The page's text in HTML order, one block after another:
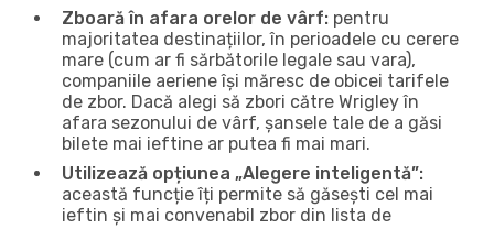
Zboară în afara orelor de vârf: pentru
majoritatea destinațiilor, în perioadele cu cerere
mare (cum ar fi sărbătorile legale sau vara),
companiile aeriene își măresc de obicei tarifele
de zbor. Dacă alegi să zbori către Wrigley în
afara sezonului de vârf, șansele tale de a găsi
bilete mai ieftine ar putea fi mai mari.
Utilizează opțiunea „Alegere inteligentă”:
această funcție îți permite să găsești cel mai
ieftin și mai convenabil zbor din lista de